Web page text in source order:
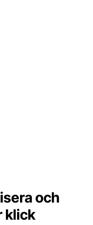
och
klick